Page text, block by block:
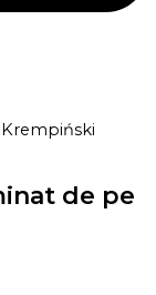
de pe